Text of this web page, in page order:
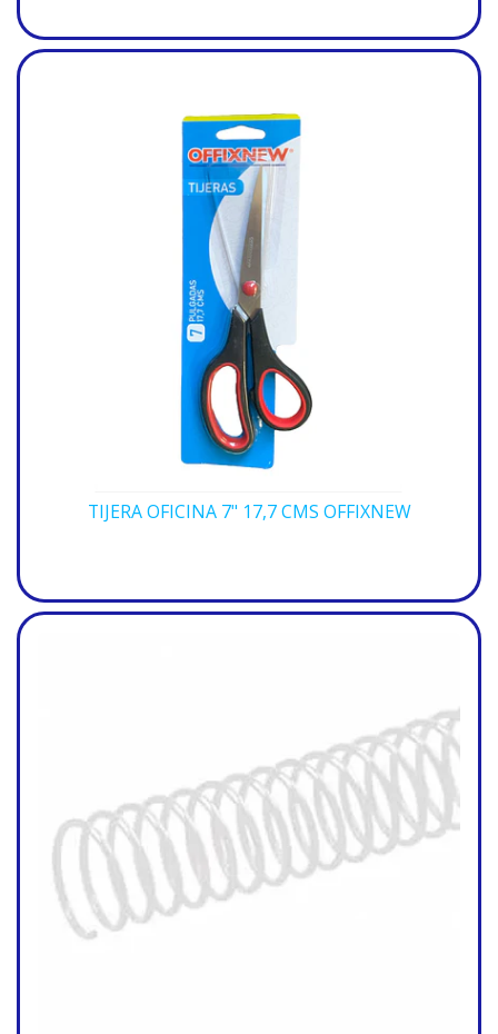
TIJERA OFICINA 7" 17,7 CMS OFFIXNEW